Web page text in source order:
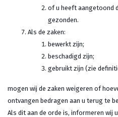
of u heeft aangetoond
gezonden.
Als de zaken:
bewerkt zijn;
beschadigd zijn;
gebruikt zijn (zie
mogen wij de zaken weigeren of
ontvangen bedragen aan u terug te
Als dit aan de orde is, informeren wij